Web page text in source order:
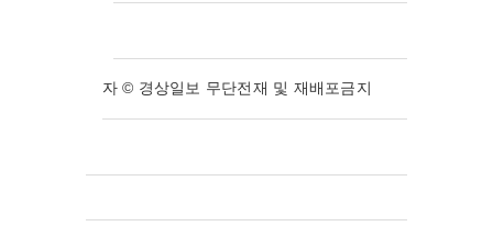
자 © 경상일보 무단전재 및 재배포금지